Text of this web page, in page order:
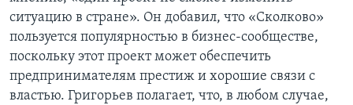
ситуацию в стране». Он добавил, что «Сколково»
пользуется популярностью в бизнес-сообществе,
поскольку этот проект может обеспечить
предпринимателям престиж и хорошие связи с
властью. Григорьев полагает, что, в любом случае,